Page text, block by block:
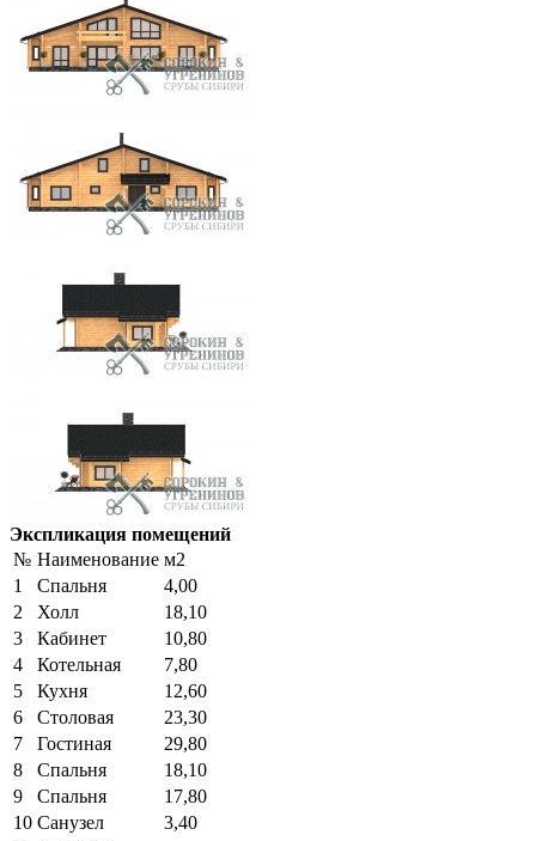
Экспликация помещений
№ Наименование м2
1
Спальня
4,00
2
Холл
18,10
3
Кабинет
10,80
4
Котельная
7,80
5
Кухня
12,60
6
Столовая
23,30
7
Гостиная
29,80
8
Спальня
18,10
9
Спальня
17,80
10 Санузел
3,40